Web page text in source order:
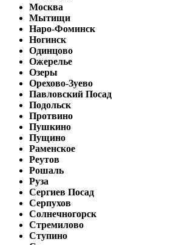
Москва
Мытищи
Наро-Фоминск
Ногинск
Одинцово
Ожерелье
Озеры
Орехово-Зуево
Павловский Посад
Подольск
Протвино
Пушкино
Пущино
Раменское
Реутов
Рошаль
Руза
Сергиев Посад
Серпухов
Солнечногорск
Стремилово
Ступино